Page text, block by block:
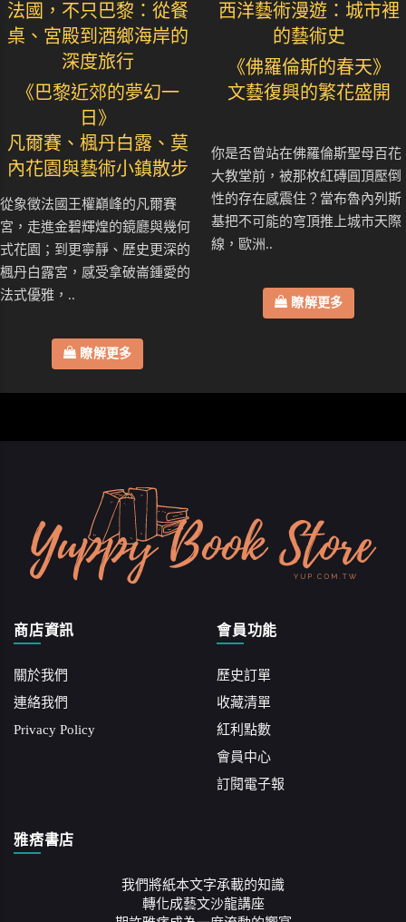
法國，不只巴黎：從餐
桌、宮殿到酒鄉海岸的
深度旅行
《巴黎近郊的夢幻一
日》
凡爾賽、楓丹白露、莫
內花園與藝術小鎮散步
從象徵法國王權巔峰的凡爾賽
宮，走進金碧輝煌的鏡廳與幾何
式花園；到更寧靜、歷史更深的
楓丹白露宮，感受拿破崙鍾愛的
法式優雅，..
瞭解更多
西洋藝術漫遊：城市裡
的藝術史
《佛羅倫斯的春天》
文藝復興的繁花盛開
你是否曾站在佛羅倫斯聖母百花
大教堂前，被那枚紅磚圓頂壓倒
性的存在感震住？當布魯內列斯
基把不可能的穹頂推上城市天際
線，歐洲..
瞭解更多
商店資訊
關於我們
連絡我們
Privacy Policy
會員功能
歷史訂單
收藏清單
紅利點數
會員中心
訂閱電子報
雅痞書店
我們將紙本文字承載的知識
轉化成藝文沙龍講座